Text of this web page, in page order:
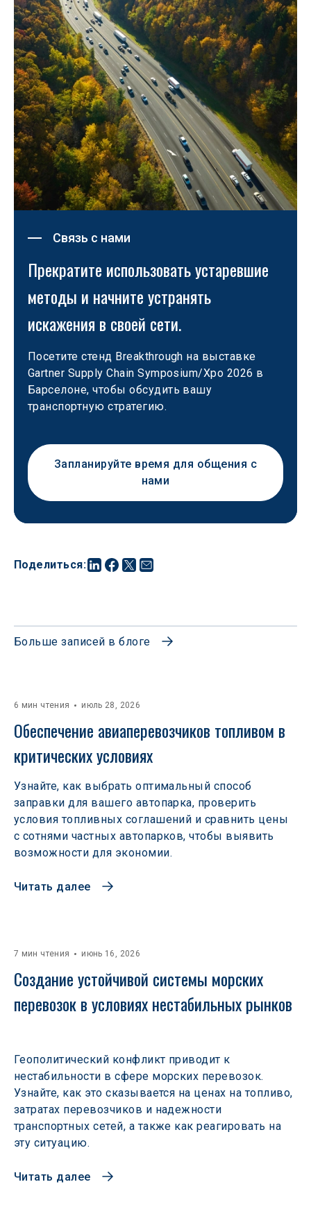
Поделиться:
Связь с нами
Прекратите использовать устаревшие
методы и начните устранять
искажения в своей сети.
Посетите стенд Breakthrough на выставке
Gartner Supply Chain Symposium/Xpo 2026 в
Барселоне, чтобы обсудить вашу
транспортную стратегию.
Запланируйте время для общения с
нами
Больше записей в блоге
6 мин чтения июль 28, 2026
Обеспечение авиаперевозчиков топливом в
критических условиях
Узнайте, как выбрать оптимальный способ
заправки для вашего автопарка, проверить
условия топливных соглашений и сравнить цены
с сотнями частных автопарков, чтобы выявить
возможности для экономии.
Читать далее
7 мин чтения июнь 16, 2026
Создание устойчивой системы морских
перевозок в условиях нестабильных рынков
Геополитический конфликт приводит к
нестабильности в сфере морских перевозок.
Узнайте, как это сказывается на ценах на топливо,
затратах перевозчиков и надежности
транспортных сетей, а также как реагировать на
эту ситуацию.
Читать далее